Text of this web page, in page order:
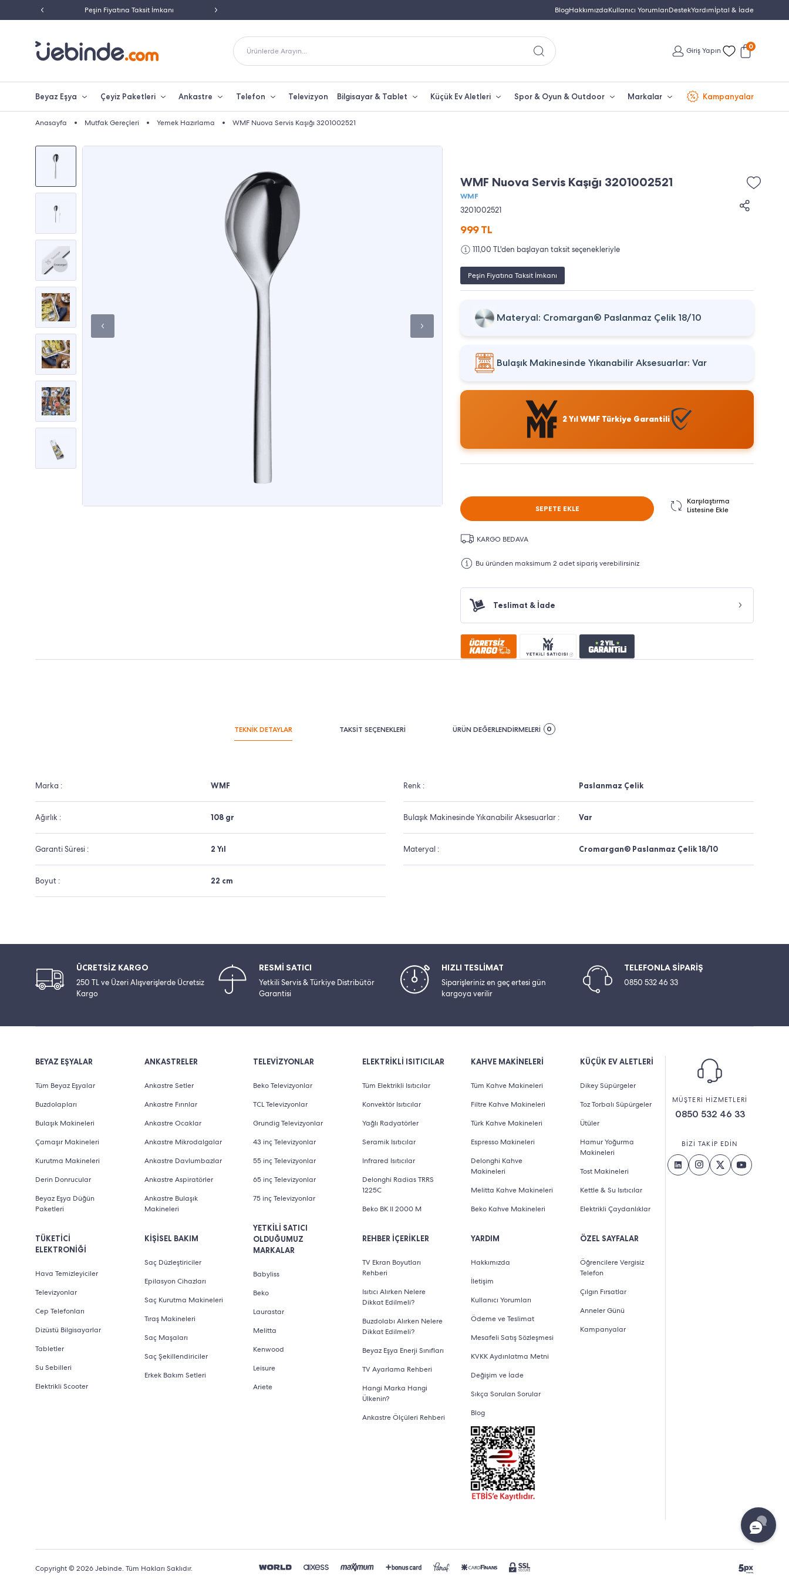
Peşin Fiyatına Taksit İmkanı Türkiye'nin En Büyük Beko Yetkili Satıcısı İletişim: 0850 532
BlogHakkımızdaKullanıcı YorumlarıDestekYardımİptal & İade
Ürünlerde Arayın... Giriş Yapın 0
Beyaz Eşya Çeyiz Paketleri Ankastre Telefon Televizyon Bilgisayar & Tablet Küçük Ev Aletleri Spor & Oyun & Outdoor Markalar Kampanyalar
Anasayfa Mutfak Gereçleri Yemek Hazırlama WMF Nuova Servis Kaşığı 3201002521
WMF Nuova Servis Kaşığı 3201002521
WMF
3201002521
999TL
111,00 TL'den başlayan taksit seçenekleriyle
Peşin Fiyatına Taksit İmkanı
Materyal: Cromargan® Paslanmaz Çelik 18/10
Bulaşık Makinesinde Yıkanabilir Aksesuarlar: Var
2 Yıl WMF Türkiye Garantili
SEPETE EKLE
Karşılaştırma
Listesine Ekle
KARGO BEDAVA
Bu üründen maksimum 2 adet sipariş verebilirsiniz
Teslimat & İade
TEKNİK DETAYLAR TAKSİT SEÇENEKLERİ ÜRÜN DEĞERLENDİRMELERİ 0
Marka : WMF Renk : Paslanmaz Çelik
Ağırlık : 108 gr Bulaşık Makinesinde Yıkanabilir Aksesuarlar : Var
Garanti Süresi : 2 Yıl Materyal : Cromargan® Paslanmaz Çelik 18/10
Boyut : 22 cm
ÜCRETSİZ KARGO
250 TL ve Üzeri Alışverişlerde Ücretsiz
Kargo
RESMİ SATICI
Yetkili Servis & Türkiye Distribütör
Garantisi
HIZLI TESLİMAT
Siparişleriniz en geç ertesi gün
kargoya verilir
TELEFONLA SİPARİŞ
0850 532 46 33
BEYAZ EŞYALAR
Tüm Beyaz Eşyalar
Buzdolapları
Bulaşık Makineleri
Çamaşır Makineleri
Kurutma Makineleri
Derin Donrucular
Beyaz Eşya Düğün
Paketleri
TÜKETİCİ
ELEKTRONİĞİ
Hava Temizleyiciler
Televizyonlar
Cep Telefonları
Dizüstü Bilgisayarlar
Tabletler
Su Sebilleri
Elektrikli Scooter
ANKASTRELER
Ankastre Setler
Ankastre Fırınlar
Ankastre Ocaklar
Ankastre Mikrodalgalar
Ankastre Davlumbazlar
Ankastre Aspiratörler
Ankastre Bulaşık
Makineleri
KİŞİSEL BAKIM
Saç Düzleştiriciler
Epilasyon Cihazları
Saç Kurutma Makineleri
Tıraş Makineleri
Saç Maşaları
Saç Şekillendiriciler
Erkek Bakım Setleri
TELEVİZYONLAR
Beko Televizyonlar
TCL Televizyonlar
Grundig Televizyonlar
43 inç Televizyonlar
55 inç Televizyonlar
65 inç Televizyonlar
75 inç Televizyonlar
YETKİLİ SATICI
OLDUĞUMUZ
MARKALAR
Babyliss
Beko
Laurastar
Melitta
Kenwood
Leisure
Ariete
ELEKTRİKLİ ISITICILAR
Tüm Elektrikli Isıtıcılar
Konvektör Isıtıcılar
Yağlı Radyatörler
Seramik Isıtıcılar
Infrared Isıtıcılar
Delonghi Radias TRRS
1225C
Beko BK II 2000 M
REHBER İÇERİKLER
TV Ekran Boyutları
Rehberi
Isıtıcı Alırken Nelere
Dikkat Edilmeli?
Buzdolabı Alırken Nelere
Dikkat Edilmeli?
Beyaz Eşya Enerji Sınıfları
TV Ayarlama Rehberi
Hangi Marka Hangi
Ülkenin?
Ankastre Ölçüleri Rehberi
KAHVE MAKİNELERİ
Tüm Kahve Makineleri
Filtre Kahve Makineleri
Türk Kahve Makineleri
Espresso Makineleri
Delonghi Kahve
Makineleri
Melitta Kahve Makineleri
Beko Kahve Makineleri
YARDIM
Hakkımızda
İletişim
Kullanıcı Yorumları
Ödeme ve Teslimat
Mesafeli Satış Sözleşmesi
KVKK Aydınlatma Metni
Değişim ve İade
Sıkça Sorulan Sorular
Blog
KÜÇÜK EV ALETLERİ
Dikey Süpürgeler
Toz Torbalı Süpürgeler
Ütüler
Hamur Yoğurma
Makineleri
Tost Makineleri
Kettle & Su Isıtıcılar
Elektrikli Çaydanlıklar
ÖZEL SAYFALAR
Öğrencilere Vergisiz
Telefon
Çılgın Fırsatlar
Anneler Günü
Kampanyalar
MÜŞTERİ HİZMETLERİ
0850 532 46 33
BİZİ TAKİP EDİN
Copyright © 2026 Jebinde. Tüm Hakları Saklıdır.